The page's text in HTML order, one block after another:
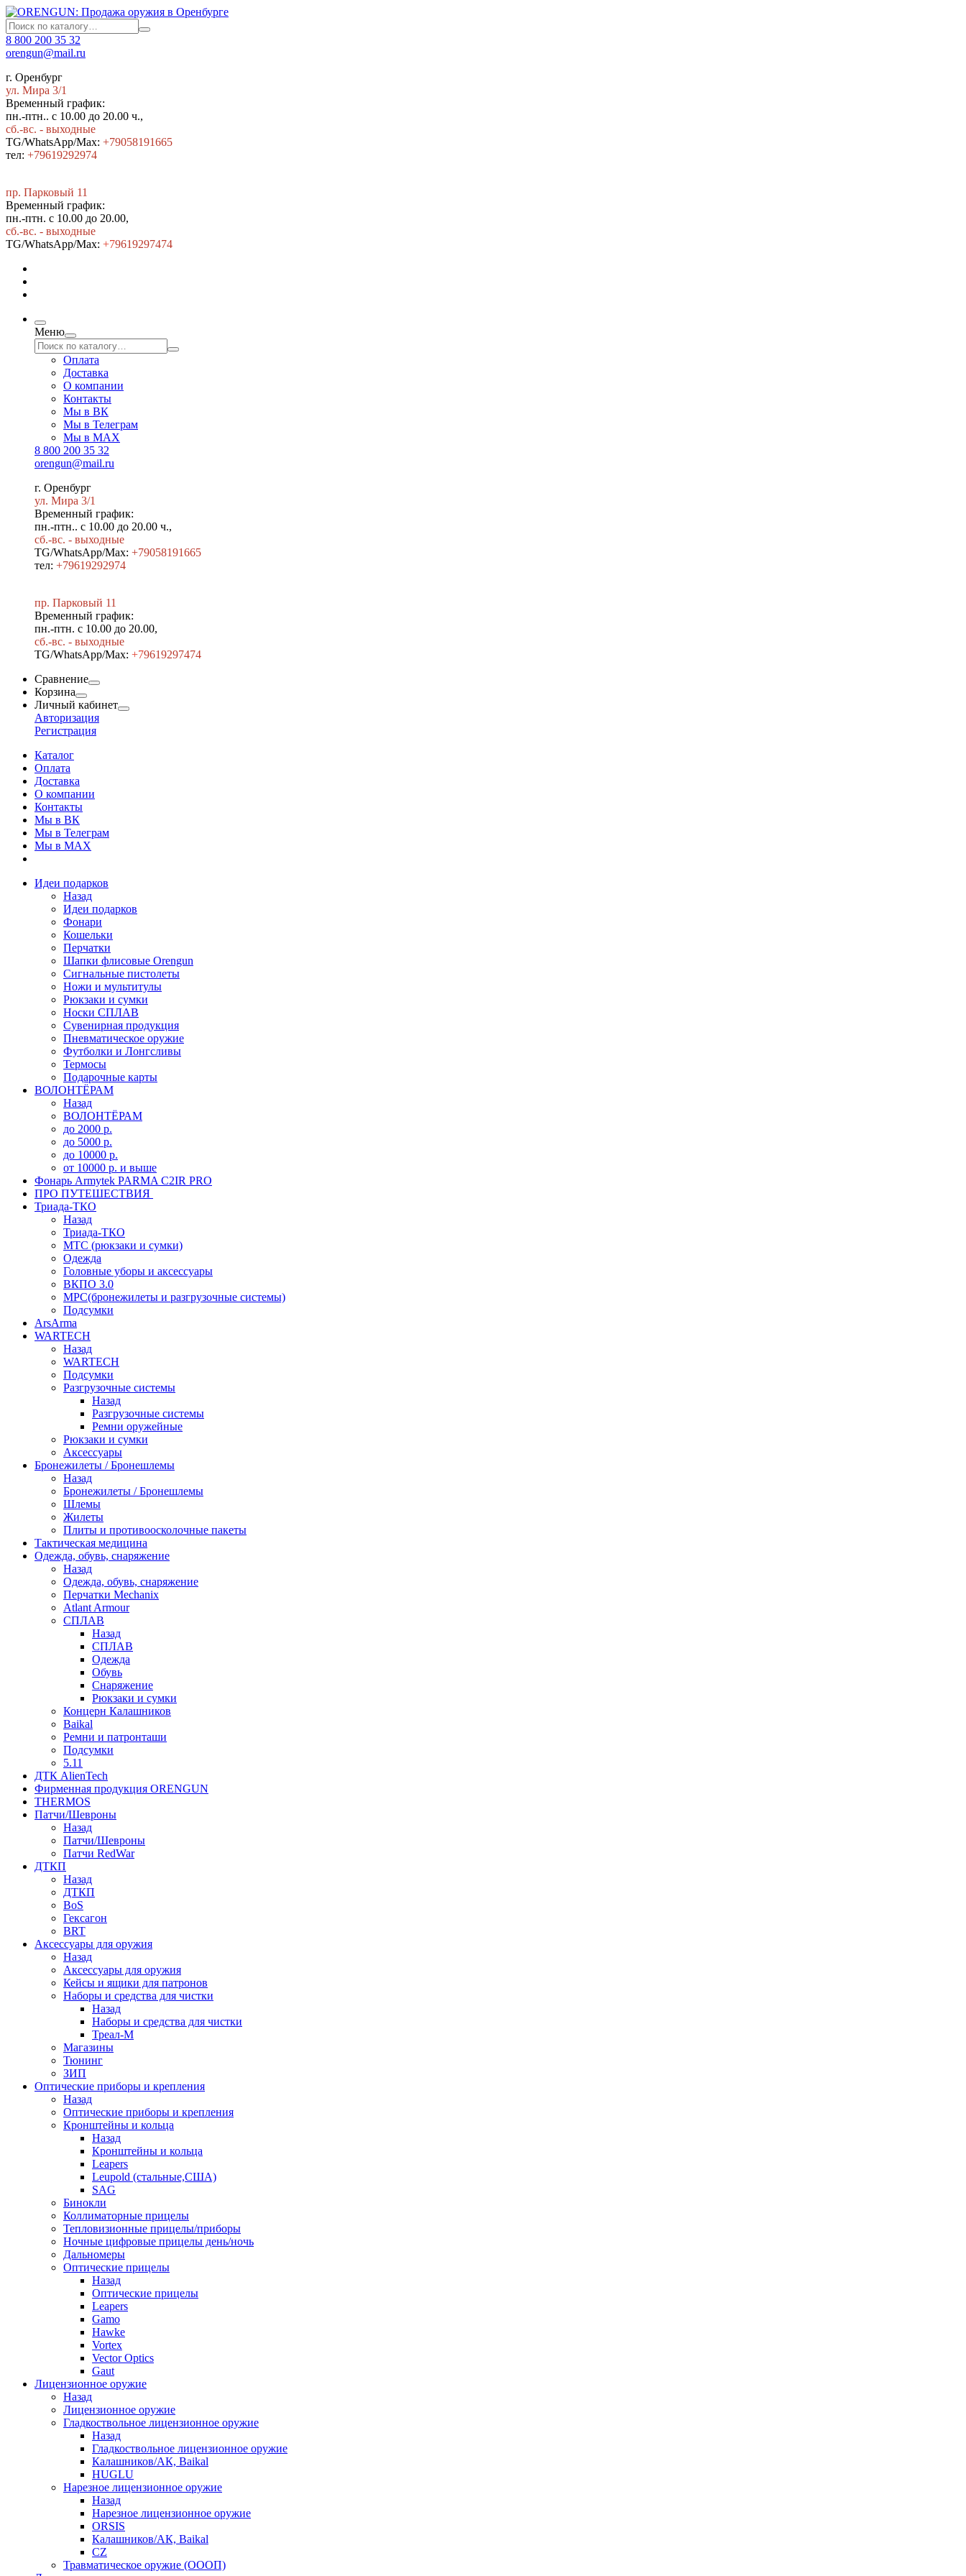
8 800 200 35 32
orengun@mail.ru
г. Оренбург
ул. Мира 3/1
Временный график:
пн.-птн.. с 10.00 до 20.00 ч.,
сб.-вс. - выходные
TG/WhatsApp/Max: +79058191665
тел: +79619292974
пр. Парковый 11
Временный график:
пн.-птн. с 10.00 до 20.00,
сб.-вс. - выходные
TG/WhatsApp/Max: +79619297474
Меню
Оплата
Доставка
О компании
Контакты
Мы в ВК
Мы в Телеграм
Мы в МAX
8 800 200 35 32
orengun@mail.ru
г. Оренбург
ул. Мира 3/1
Временный график:
пн.-птн.. с 10.00 до 20.00 ч.,
сб.-вс. - выходные
TG/WhatsApp/Max: +79058191665
тел: +79619292974
пр. Парковый 11
Временный график:
пн.-птн. с 10.00 до 20.00,
сб.-вс. - выходные
TG/WhatsApp/Max: +79619297474
Сравнение
Корзина
Личный кабинет
Авторизация
Регистрация
Каталог
Оплата
Доставка
О компании
Контакты
Мы в ВК
Мы в Телеграм
Мы в МAX
Идеи подарков
Назад
Идеи подарков
Фонари
Кошельки
Перчатки
Шапки флисовые Orengun
Сигнальные пистолеты
Ножи и мультитулы
Рюкзаки и сумки
Носки СПЛАВ
Сувенирная продукция
Пневматическое оружие
Футболки и Лонгсливы
Термосы
Подарочные карты
ВОЛОНТЁРАМ
Назад
ВОЛОНТЁРАМ
до 2000 р.
до 5000 р.
до 10000 р.
от 10000 р. и выше
Фонарь Armytek PARMA C2IR PRO
ПРО ПУТЕШЕСТВИЯ
Триада-ТКО
Назад
Триада-ТКО
МТС (рюкзаки и сумки)
Одежда
Головные уборы и аксессуары
ВКПО 3.0
МРС(бронежилеты и разгрузочные системы)
Подсумки
ArsArma
WARTECH
Назад
WARTECH
Подсумки
Разгрузочные системы
Назад
Разгрузочные системы
Ремни оружейные
Рюкзаки и сумки
Аксессуары
Бронежилеты / Бронешлемы
Назад
Бронежилеты / Бронешлемы
Шлемы
Жилеты
Плиты и противоосколочные пакеты
Тактическая медицина
Одежда, обувь, снаряжение
Назад
Одежда, обувь, снаряжение
Перчатки Mechanix
Atlant Armour
СПЛАВ
Назад
СПЛАВ
Одежда
Обувь
Снаряжение
Рюкзаки и сумки
Концерн Калашников
Baikal
Ремни и патронташи
Подсумки
5.11
ДТК AlienTech
Фирменная продукция ORENGUN
THERMOS
Патчи/Шевроны
Назад
Патчи/Шевроны
Патчи RedWar
ДТКП
Назад
ДТКП
BoS
Гексагон
BRT
Аксессуары для оружия
Назад
Аксессуары для оружия
Кейсы и ящики для патронов
Наборы и средства для чистки
Назад
Наборы и средства для чистки
Треал-М
Магазины
Тюнинг
ЗИП
Оптические приборы и крепления
Назад
Оптические приборы и крепления
Кронштейны и кольца
Назад
Кронштейны и кольца
Leapers
Leupold (стальные,США)
SAG
Бинокли
Коллиматорные прицелы
Тепловизионные прицелы/приборы
Ночные цифровые прицелы день/ночь
Дальномеры
Оптические прицелы
Назад
Оптические прицелы
Leapers
Gamo
Hawke
Vortex
Vector Optics
Gaut
Лицензионное оружие
Назад
Лицензионное оружие
Гладкоствольное лицензионное оружие
Назад
Гладкоствольное лицензионное оружие
Калашников/АК, Baikal
HUGLU
Нарезное лицензионное оружие
Назад
Нарезное лицензионное оружие
ORSIS
Калашников/АК, Baikal
CZ
Травматическое оружие (ОООП)